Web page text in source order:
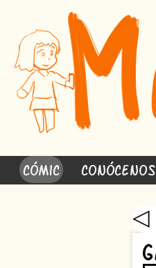
Cómic Conócenos
◁